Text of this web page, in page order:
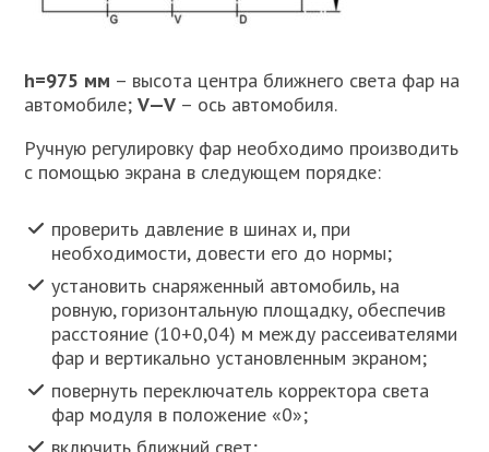
h=975 мм – высота центра ближнего света фар на
автомобиле;V—V – ось автомобиля.
Ручную регулировку фар необходимо производить
с помощью экрана в следующем порядке:
проверить давление в шинах и, при
необходимости, довести его до нормы;
установить снаряженный автомобиль, на
ровную, горизонтальную площадку, обеспечив
расстояние (10+0,04) м между рассеивателями
фар и вертикально установленным экраном;
повернуть переключатель корректора света
фар модуля в положение «0»;